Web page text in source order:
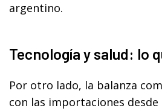
argentino.
Tecnología y salud: lo
Por otro lado, la balanza
con las importaciones desde